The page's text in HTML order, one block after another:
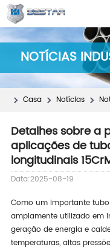
NOTÍCIAS
Casa Notícias
Detalhes sobre a
aplicações de
longitudinais
Data:2025-08-19
Como um importante
amplamente utilizado em
geração de energia e
temperaturas, altas